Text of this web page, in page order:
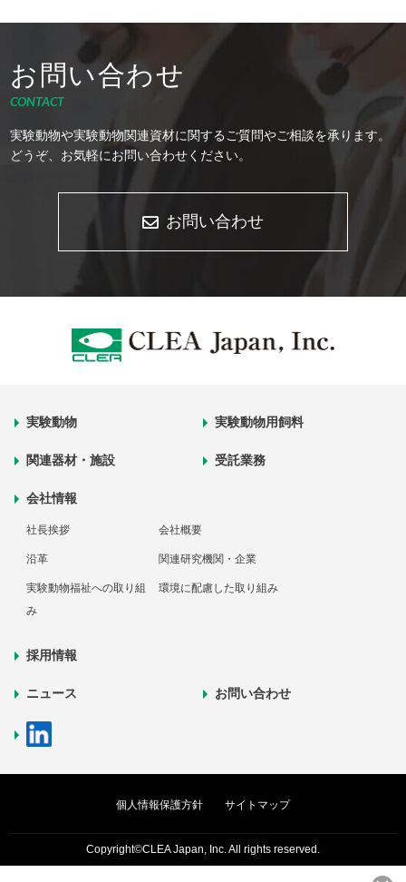
お問い合わせ
CONTACT
実験動物や実験動物関連資材に関するご質問やご相談を承ります。
どうぞ、お気軽にお問い合わせください。
お問い合わせ
実験動物 実験動物用飼料
関連器材・施設 受託業務
会社情報
社長挨拶 会社概要
沿革 関連研究機関・企業
実験動物福祉への取り組
み
環境に配慮した取り組み
採用情報
ニュース お問い合わせ
個人情報保護方針 サイトマップ
Copyright©CLEA Japan, Inc. All rights reserved.